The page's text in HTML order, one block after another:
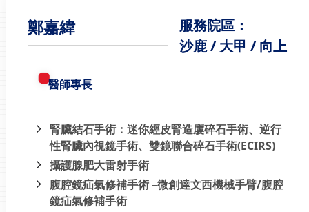
鄭嘉緯
服務院區：
沙鹿 / 大甲 / 向上
醫師專長
腎臟結石手術：迷你經皮腎造廔碎石手術、逆行
性腎臟內視鏡手術、雙鏡聯合碎石手術(ECIRS)
攝護腺肥大雷射手術
腹腔鏡疝氣修補手術 –微創達文西機械手臂/腹腔
鏡疝氣修補手術